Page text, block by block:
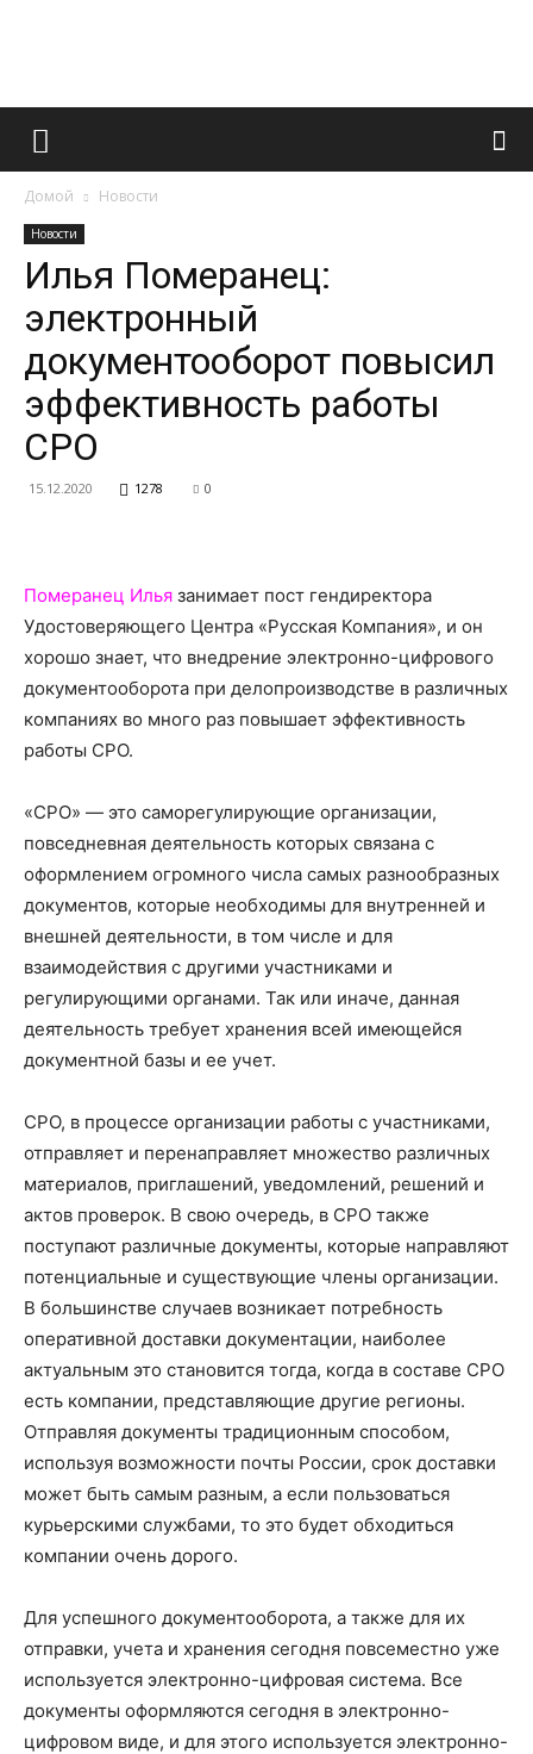
Французский
нем
Домой Новости
Новости
Илья Померанец:
электронный
документооборот повысил
эффективность работы
СРО
15.12.2020 1278 0
Померанец Илья занимает пост гендиректора
Удостоверяющего Центра «Русская Компания», и он
хорошо знает, что внедрение электронно-цифрового
документооборота при делопроизводстве в различных
компаниях во много раз повышает эффективность
работы СРО.
«СРО» — это саморегулирующие организации,
повседневная деятельность которых связана с
оформлением огромного числа самых разнообразных
документов, которые необходимы для внутренней и
внешней деятельности, в том числе и для
взаимодействия с другими участниками и
регулирующими органами. Так или иначе, данная
деятельность требует хранения всей имеющейся
документной базы и ее учет.
СРО, в процессе организации работы с участниками,
отправляет и перенаправляет множество различных
материалов, приглашений, уведомлений, решений и
актов проверок. В свою очередь, в СРО также
поступают различные документы, которые направляют
потенциальные и существующие члены организации.
В большинстве случаев возникает потребность
оперативной доставки документации, наиболее
актуальным это становится тогда, когда в составе СРО
есть компании, представляющие другие регионы.
Отправляя документы традиционным способом,
используя возможности почты России, срок доставки
может быть самым разным, а если пользоваться
курьерскими службами, то это будет обходиться
компании очень дорого.
Для успешного документооборота, а также для их
отправки, учета и хранения сегодня повсеместно уже
используется электронно-цифровая система. Все
документы оформляются сегодня в электронно-
цифровом виде, и для этого используется электронно-